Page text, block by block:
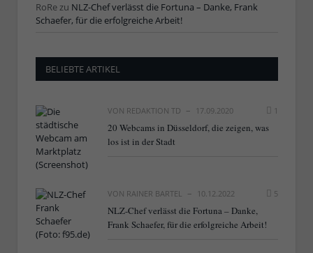
RoRezu NLZ-Chef verlässt die Fortuna – Danke, Frank
Schaefer, für die erfolgreiche Arbeit!
BELIEBTE ARTIKEL
VON REDAKTION TD 17.09.2020 1
20 Webcams in Düsseldorf, die zeigen, was
los ist in der Stadt
VON RAINER BARTEL 10.12.2022 5
NLZ-Chef verlässt die Fortuna – Danke,
Frank Schaefer, für die erfolgreiche Arbeit!